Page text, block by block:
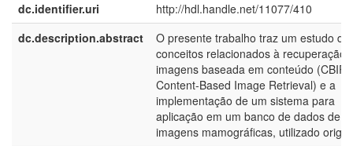
dc.identifier.uri
http://hdl.handle.net/11077/410
dc.description.abstract
O presente trabalho traz um estudo de
conceitos relacionados à recuperação
imagens baseada em conteúdo (CBIR -
Content-Based Image Retrieval) e a
implementação de um sistema para
aplicação em um banco de dados de
imagens mamográficas, utilizado